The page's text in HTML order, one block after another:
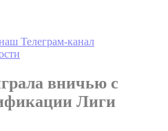
Телеграм-канал
вничью с
Лиги